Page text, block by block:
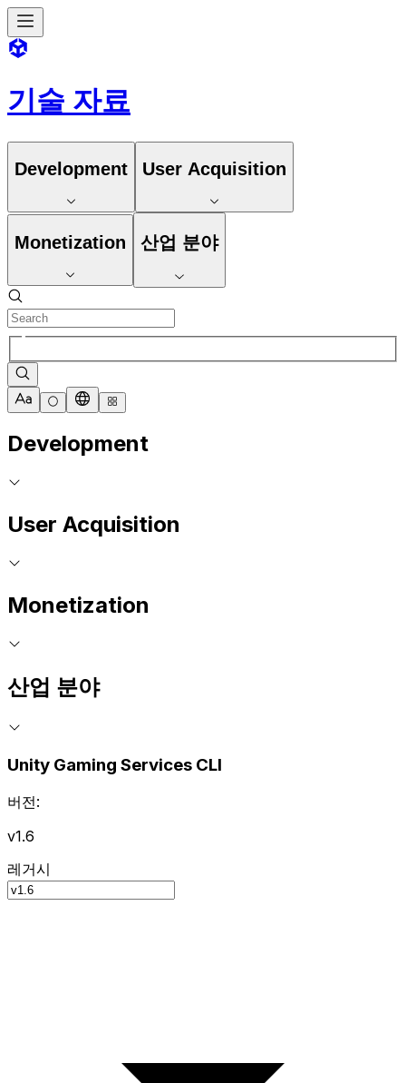
기술 자료
Development User Acquisition
Monetization 산업 분야
Development
User Acquisition
Monetization
산업 분야
Unity Gaming Services CLI
버전:
v1.6
레거시